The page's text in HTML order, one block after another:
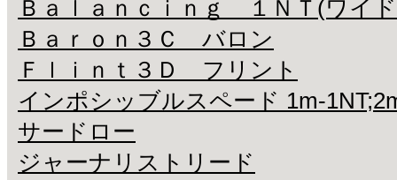
Ｂａｌａｎｃｉｎｇ １ＮＴ(ワイ
Ｂａｒｏｎ３Ｃ バロン
Ｆｌｉｎｔ３Ｄ フリント
インポシッブルスペード 1m-
サードロー
ジャーナリストリード